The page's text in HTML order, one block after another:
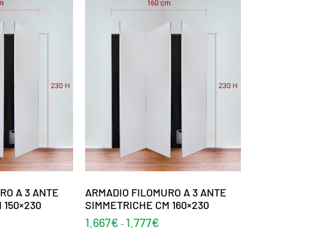
A 3 ANTE
150×230
ARMADIO FILOMURO A 3 ANTE
SIMMETRICHE CM 160×230
1.667€ - 1.777€